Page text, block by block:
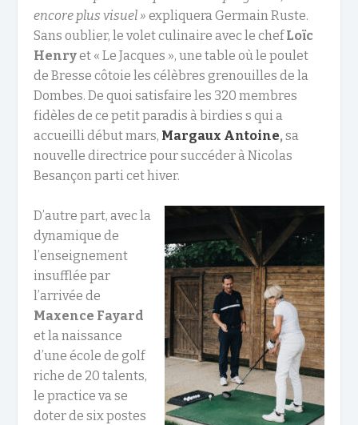
encore plus visuel » expliquera Germain Ruste.
Sans oublier, le volet culinaire avec le chefLoïc
Henryet « Le Jacques », une table où le poulet
de Bresse côtoie les célèbres grenouilles de la
Dombes. De quoi satisfaire les 320 membres
fidèles de ce petit paradis à birdies s qui a
accueilli début mars, Margaux Antoine, sa
nouvelle directrice pour succéder à Nicolas
Besançon parti cet hiver.
D’autre part, avec la
dynamique de
l’enseignement
insufflée par
l’arrivée de
Maxence Fayard
et la naissance
d’une école de golf
riche de 20 talents,
le practice va se
doter de six postes